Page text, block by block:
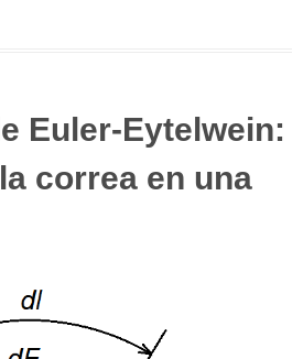
Euler-Eytelwein:
correa en una